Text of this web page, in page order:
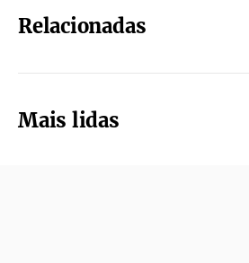
Relacionadas
Mais lidas